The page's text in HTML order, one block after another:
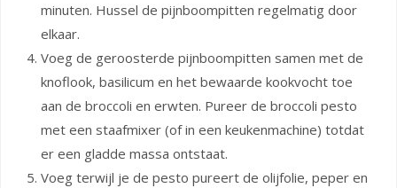
minuten. Hussel de pijnboompitten regelmatig door
elkaar.
Voeg de geroosterde pijnboompitten samen met de
knoflook, basilicum en het bewaarde kookvocht toe
aan de broccoli en erwten. Pureer de broccoli pesto
met een staafmixer (of in een keukenmachine) totdat
er een gladde massa ontstaat.
Voeg terwijl je de pesto pureert de olijfolie, peper en